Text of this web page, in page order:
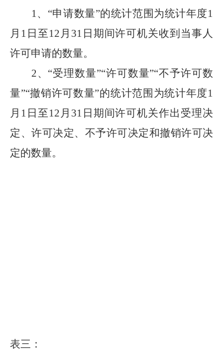
1、 “申请数量”的统计范围为统计年度1
月1日至12月31日期间许可机关收到当事人
许可申请的数量。
2、 “受理数量”“许可数量”“不予许可数
量”“撤销许可数量”的统计范围为统计年度1
月1日至12月31日期间许可机关作出受理决
定、许可决定、不予许可决定和撤销许可决
定的数量。
表三 ：